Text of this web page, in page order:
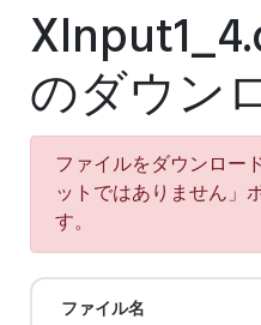
のダウン
ファイルをダウンロー
ットではありません」
す。
ファイル名